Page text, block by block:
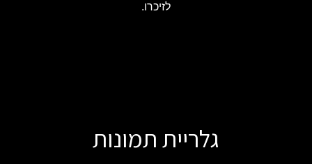
לזיכרו.
גלריית תמונות